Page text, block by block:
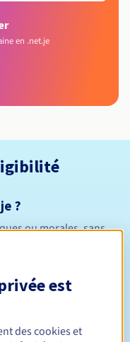
en .net.je
?
ou morales, sans
est
des cookies et